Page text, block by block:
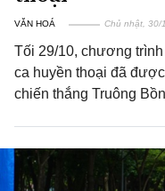
VĂN HOÁ Chủ nhật, 30/
Tối 29/10, chương
ca huyền thoại đã
chiến thắng Truông